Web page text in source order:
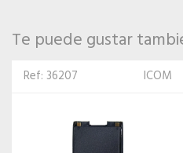
Te puede gustar
Ref: 10269 MOTOROLA